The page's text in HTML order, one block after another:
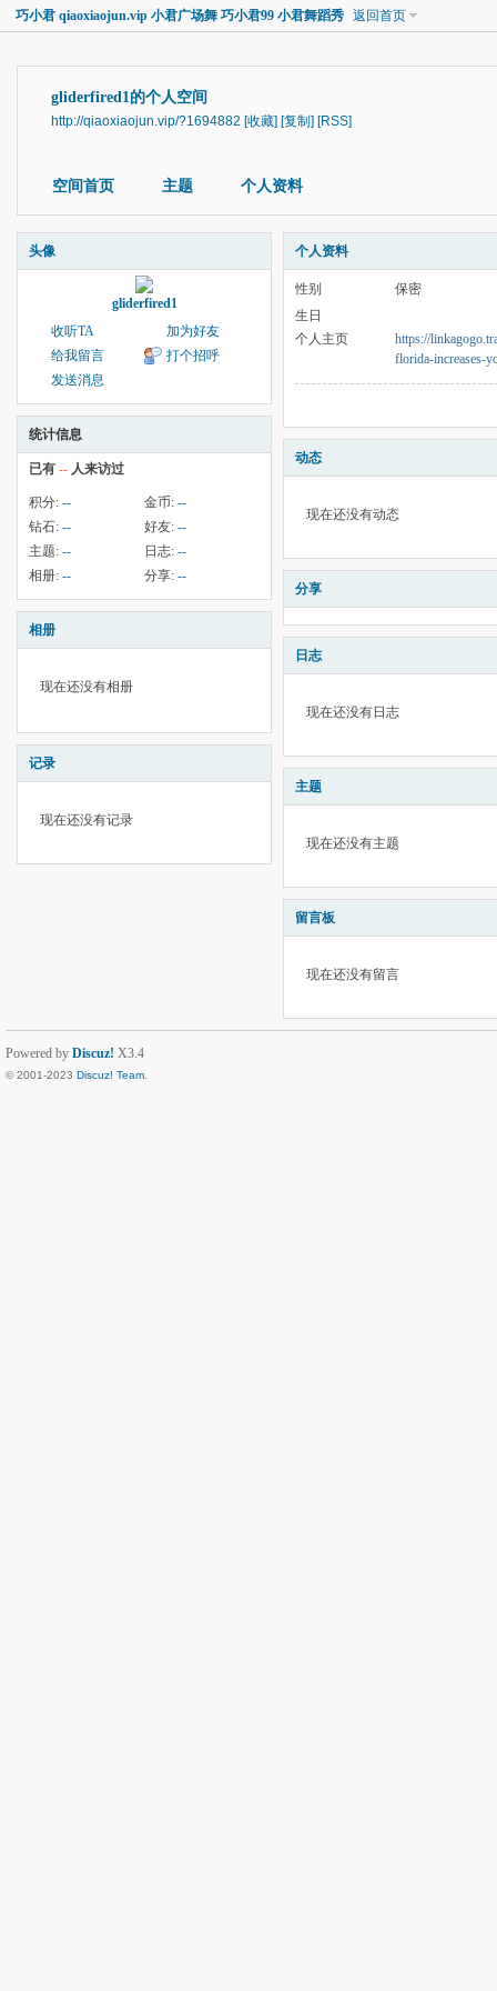
巧小君 qiaoxiaojun.vip 小君广场舞 巧小君99 小君舞蹈秀 返回首页
gliderfired1的个人空间
http://qiaoxiaojun.vip/?1694882 [收藏] [复制] [RSS]
空间首页 主题 个人资料
头像
gliderfired1
收听TA
加为好友
给我留言
打个招呼
发送消息
统计信息
已有 -- 人来访过
积分: -- 金币: --
钻石: -- 好友: --
主题: -- 日志: --
相册: -- 分享: --
相册
现在还没有相册
记录
现在还没有记录
个人资料
性别
保密
生日
个人主页
https://
florida-increases-
动态
现在还没有动态
分享
日志
现在还没有日志
主题
现在还没有主题
留言板
现在还没有留言
Powered by Discuz! X3.4
© 2001-2023 Discuz! Team